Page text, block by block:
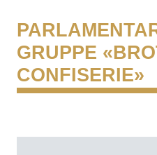
GRUPPE
CONFISERIE»